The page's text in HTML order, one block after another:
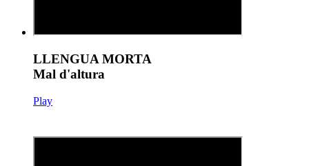
LLENGUA MORTA
Mal d'altura
Play